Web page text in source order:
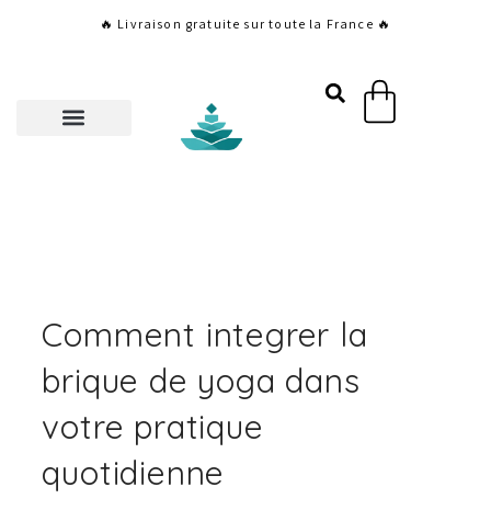
🔥 Livraison gratuite sur toute la France 🔥
Panier
Comment integrer la
brique de yoga dans
votre pratique
quotidienne